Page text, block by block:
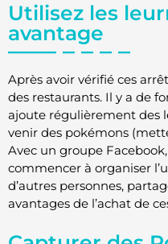
Utilisez les
avantage
Après avoir vérifié ces
des restaurants. Il y a de
ajoute régulièrement des
venir des pokémons
Avec un groupe
commencer à organiser
d’autres personnes,
avantages de l’achat de